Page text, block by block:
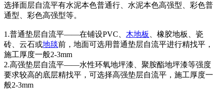
选择面层自流平有水泥本色普通行、水泥本色高强型、彩色普
通型、彩色高强型等。
1.普通垫层自流平——在铺设PVC、 木地板
、橡胶地板、瓷
砖、云石或地毯前，地面可选用普通垫层自流平进行精找平，
施工厚度一般2-3mm
2.高强垫层自流平——水性环氧地坪漆、聚胺酯地坪漆等强度
要求较高的底层精找平，可选择高强垫层自流平，施工厚度一
般2-3mm